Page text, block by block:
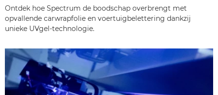
Ontdek hoe Spectrum de boodschap overbrengt met
opvallende carwrapfolie en voertuigbelettering dankzij
unieke UVgel-technologie.